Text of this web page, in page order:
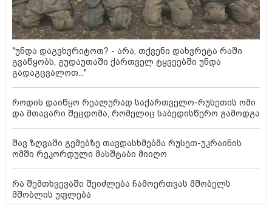
"უნდა დაგვხვრიტოთ? - არა, თქვენი დახვრეტა რაში
გვაწყობს, გუდაუთაში ქართველ ტყვეებში უნდა
გადაგცვალოთ..."
როდის დაიწყო რეალურად საქართველო-რუსეთის ომი
და მთავარი შეცდომა, რომელიც საბედისწერო გამოდგა
შავ ზღვაში გემებზე თავდასხმებმა რუსეთ-უკრაინის
ომში რეკორდული მასშტაბი მიიღო
რა შემთხვევაში შეიძლება ჩამოერთვას მშობელს
მშობლის უფლება